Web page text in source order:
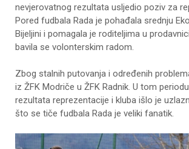
nevjerovatnog rezultata usljedio poziv za
Pored fudbala Rada je pohađala srednju
Bijeljini i pomagala je roditeljima u
bavila se volonterskim radom.
Zbog stalnih putovanja i određenih
iz ŽFK Modriče u ŽFK Radnik. U tom
rezultata reprezentacije i kluba išlo je
što se tiče fudbala Rada je veliki fanatik.